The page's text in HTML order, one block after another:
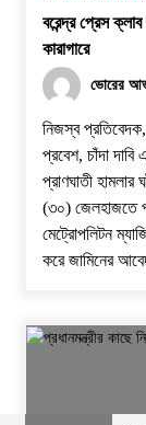
বরেন্দ্র প্রেস
কারাগারে
ভোরের
নিজস্ব প্রতিবেদক,
প্রবেশ, চাঁদা
প্রাণঘাতী
(৩০) জেলহাজতে
মেট্রোপলিটন
করে জামিনের